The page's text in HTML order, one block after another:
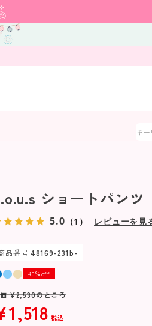
ショートパンツ
5.0 （1） レビューを見
品番号 48169-231b-
40％off
¥2,530のところ
1,518 税込